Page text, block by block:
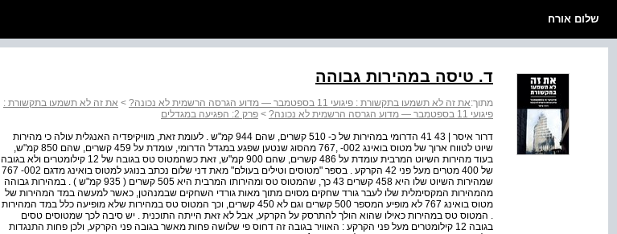
שלום אורח
ד. טיסה במהירות גבוהה
מתוך:את זה לא תשמעו בתקשורת : פיגועי 11 בספטמבר — מדוע הגרסה הרשמית לא נכונה? > את זה לא תשמעו בתקשורת :
פיגועי 11 בספטמבר — מדוע הגרסה הרשמית לא נכונה?
> פרק 2: הפגיעה במגדלים
דרור איסר | 43 41 הדרומי במהירות של כ- 510 קשרים, שהם 944 קמ"ש . לעומת זאת, מוויקיפדיה האנגלית עולה כי מהירות
שיוט לטווח ארוך של מטוס בואינג 002- ,767 מהסוג שנטען שפגע במגדל הדרומי, עומדת על 459 קשרים, שהם 850 קמ"ש,
בעוד מהירות השיוט המרבית עומדת על 486 קשרים, שהם 900 קמ"ש, זאת כשהמטוס טס בגובה של 12 קילומטרים ולא בגובה
של 400 מטרים מעל פני 42 הקרקע . בספר "מטוסים וטילים בעולם" מאת דני שלום נכתב בנוגע למטוס בואינג מדגם 002- 767
שמהירות השיוט שלו היא 458 קשרים 43 כך, שהמטוס טס ומהירותו המרבית היא 505 קשרים ( 935 קמ"ש ) . במהירות גבוהה
מהמהירות המקסימלית שלו לעבר גורד שחקים מסוים מתוך מאות גורדי השחקים שבמנהטן, כאשר למעשה במד המהירות של
מטוס בואינג 767 לא מופיע המספר 500 קשרים וגם לא 450 קשרים, וכך המטוס טס במהירות שלא מופיעה כלל במד המהירות
. המטוס טס במהירות כאילו שהוא הולך להתרסק על הקרקע, אבל לא זאת הייתה התוכנית . יש סיבה לכך שמטוסים טסים
בגובה 12 קילומטרים מעל פני הקרקע : האוויר בגובה זה דחוס פי שלושה פחות מאשר בגובה פני הקרקע, ולכן פחות התנגדות